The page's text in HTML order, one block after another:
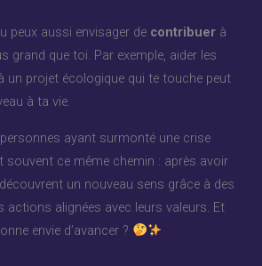
peux aussi envisager de contribuer à
grand que toi. Par exemple, aider les
un projet écologique qui te touche peut
à ta vie.
ayant surmonté une crise
souvent ce même chemin : après avoir
un nouveau sens grâce à des
actions alignées avec leurs valeurs. Et
envie d’avancer ?